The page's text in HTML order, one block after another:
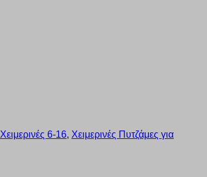
Χειμερινές 6-16, Χειμερινές Πυτζάμες για